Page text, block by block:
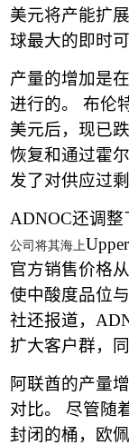
美元将产能扩
球最大的即时
产量的增加是
进行的。
布伦
美元后， 现已
恢复和通过霍
发了对供应过剩
ADNOC还调整
公司将其海上
官方销售价格从
使中酸度品位
社还报道，
扩大客户群，
阿联酋的产量
对比。
尽管随
封闭的桶，欧